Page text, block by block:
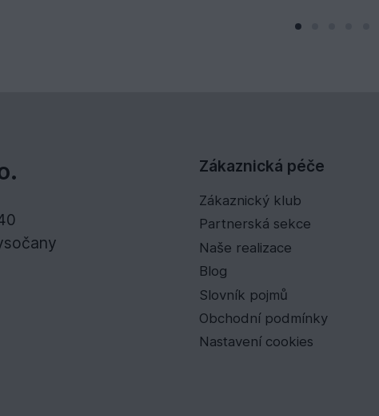
Zákaznická péče
Zákaznický klub
Partnerská sekce
Naše realizace
Blog
Slovník pojmů
Obchodní podmínky
Nastavení cookies